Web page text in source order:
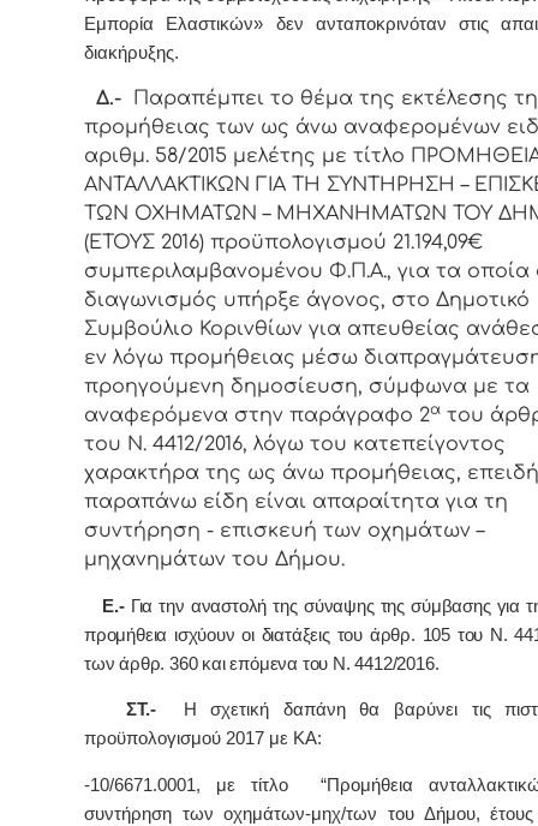
Εμπορία Ελαστικών» δεν ανταποκρινόταν στις
διακήρυξης.
Δ.- Παραπέμπει το θέμα της εκτέλεσης
προμήθειας των ως άνω αναφερομένων
αριθμ. 58/2015 μελέτης με τίτλο
ΑΝΤΑΛΛΑΚΤΙΚΩΝ ΓΙΑ ΤΗ ΣΥΝΤΗΡΗΣΗ –
ΤΩΝ ΟΧΗΜΑΤΩΝ – ΜΗΧΑΝΗΜΑΤΩΝ ΤΟΥ
(ΕΤΟΥΣ 2016) προϋπολογισμού 21.194,09€
συμπεριλαμβανομένου Φ.Π.Α., για τα οποία
διαγωνισμός υπήρξε άγονος, στο Δημοτικό
Συμβούλιο Κορινθίων για απευθείας
εν λόγω προμήθειας μέσω
προηγούμενη δημοσίευση, σύμφωνα με τα
αναφερόμενα στην παράγραφο 2α του
του Ν. 4412/2016, λόγω του κατεπείγοντος
χαρακτήρα της ως άνω προμήθειας,
παραπάνω είδη είναι απαραίτητα για τη
συντήρηση - επισκευή των οχημάτων –
μηχανημάτων του Δήμου.
Ε.- Για την αναστολή της σύναψης της σύμβασης για
προμήθεια ισχύουν οι διατάξεις του άρθρ. 105 του Ν.
των άρθρ. 360 και επόμενα του Ν. 4412/2016.
ΣΤ.-
Η σχετική δαπάνη θα βαρύνει τις
προϋπολογισμού 2017 με ΚΑ:
-10/6671.0001, με τίτλο “Προμήθεια
συντήρηση των οχημάτων-μηχ/των του Δήμου,